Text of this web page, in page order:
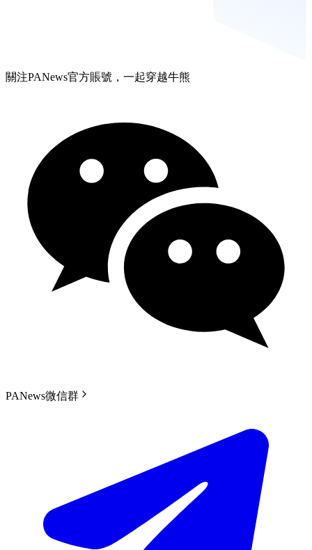
關注PANews官方賬號，一起穿越牛熊
PANews微信群